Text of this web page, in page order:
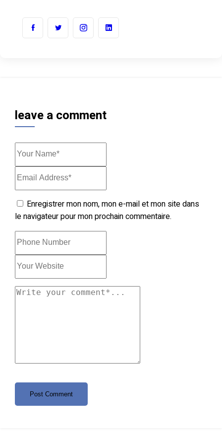
leave a comment
Enregistrer mon nom, mon e-mail et mon site dans
le navigateur pour mon prochain commentaire.
Post Comment